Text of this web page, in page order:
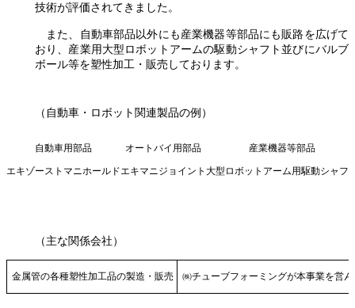
技術が評価されてきました。
また、自動車部品以外にも産業機器等部品にも販路を広げて
おり、産業用大型ロボットアームの駆動シャフト並びにバルブ
ボール等を塑性加工・販売しております。
（自動車・ロボット関連製品の例）
自動車用部品
エキゾーストマニホールド
オートバイ用部品
エキマニジョイント
産業機器等部品
大型ロボットアーム用駆動シャフ
（主な関係会社）
金属管の各種塑性加工品の製造・販売 ㈱チューブフォーミングが本事業を営